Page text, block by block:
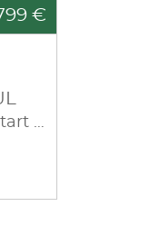
€
L2 1.0E 100ch Stop&Start Trend